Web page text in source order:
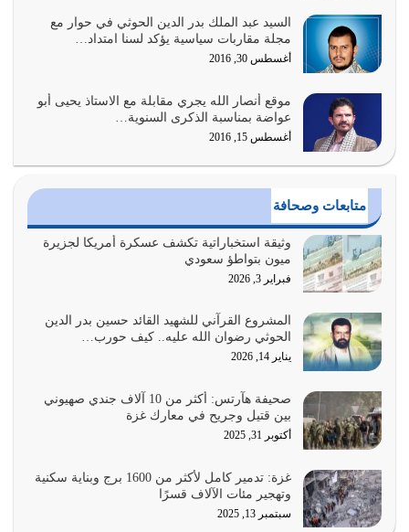
أولياء الشيطان كلما كانوا أكثر ولاءً وطاعة للشيطان كلما كانوا
أكثر ضعفاً
يوليو 30, 2026
وعد الله تعالى من يُقتل في سبيله بالحياة الأبدية والرزق
والاستبشار والنجاة والخلود في…
يوليو 29, 2026
القرآن الكريم هو أهم مصدر لمعرفة رسول الله معرفة سيرته
معرفة شخصيته معرفة عظمته
يوليو 28, 2026
هل نحن من الصالحين؟ قيِّم نفسك هنا اترك القرآن على أصله
وأعرض نفسك، وأعرض ما لديك على…
يوليو 27, 2026
عندما يكون عدوك هو عدو الله معناه أن تكون نقاط الضعف
فيه كثيرة وسينصرك الله عليه إذا…
يوليو 26, 2026
أراد الله لهذه الأمة ان تكون خير امة أخرجت للناس بالنهوض
بالأمر بالمعروف والنهي عن…
يوليو 25, 2026
الدين الذي شرعه الله لا يجوز أن يخضع لآرائنا وأهوائنا
السيد عبد الملك بدر الدين الحوثي في حوار مع
مجلة مقاربات سياسية يؤكد لسنا امتداد…
أغسطس 30, 2016
موقع أنصار الله يجري مقابلة مع الاستاذ يحيى أبو
عواضة بمناسبة الذكرى السنوية…
أغسطس 15, 2016
متابعات وصحافة
وثيقة استخباراتية تكشف عسكرة أمريكا لجزيرة
ميون بتواطؤ سعودي
فبراير 3, 2026
المشروع القرآني للشهيد القائد حسين بدر الدين
الحوثي رضوان الله عليه.. كيف حورب…
يناير 14, 2026
صحيفة هآرتس: أكثر من 10 آلاف جندي صهيوني
بين قتيل وجريح في معارك غزة
أكتوبر 31, 2025
غزة: تدمير كامل لأكثر من 1600 برج وبناية سكنية
وتهجير مئات الآلاف قسرًا
سبتمبر 13, 2025